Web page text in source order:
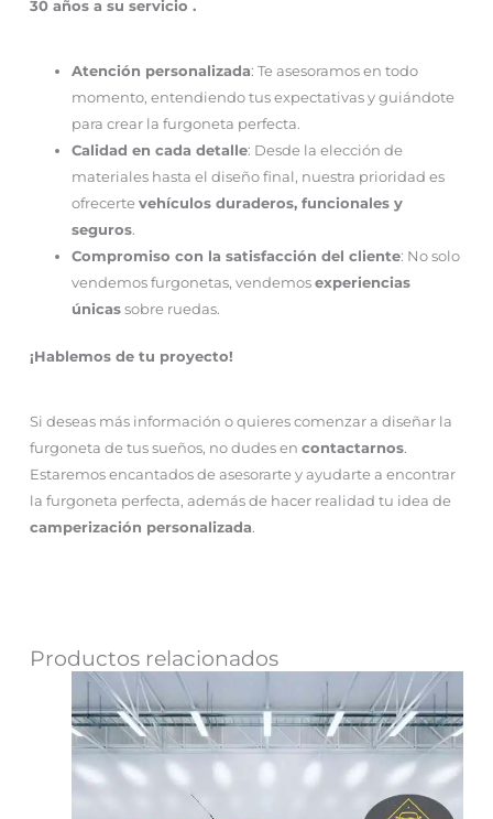
30 años a su servicio .
Atención personalizada: Te asesoramos en todo
momento, entendiendo tus expectativas y guiándote
para crear la furgoneta perfecta.
Calidad en cada detalle: Desde la elección de
materiales hasta el diseño final, nuestra prioridad es
ofrecertevehículos duraderos, funcionales y
seguros.
Compromiso con la satisfacción del cliente: No solo
vendemos furgonetas, vendemosexperiencias
únicas sobre ruedas.
¡Hablemos de tu proyecto!
Si deseas más información o quieres comenzar a diseñar la
furgoneta de tus sueños, no dudes en contactarnos.
Estaremos encantados de asesorarte y ayudarte a encontrar
la furgoneta perfecta, además de hacer realidad tu idea de
camperización personalizada.
Productos relacionados
precio
original
era:
El
precio
actual
es:
19,900.00€.